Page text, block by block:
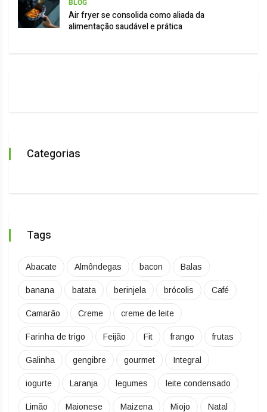
BLOG
Air fryer se consolida como aliada da
alimentação saudável e prática
Categorias
Tags
Abacate Almôndegas bacon Balas
banana batata berinjela brócolis Café
Camarão Creme creme de leite
Farinha de trigo Feijão Fit frango frutas
Galinha gengibre gourmet Integral
iogurte Laranja legumes leite condensado
Limão Maionese Maizena Miojo Natal